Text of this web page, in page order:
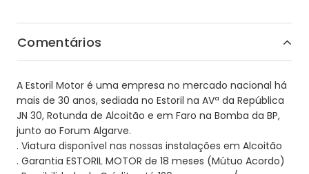
Comentários
A Estoril Motor é uma empresa no mercado nacional há
mais de 30 anos, sediada no Estoril na AVª da República
JN 30, Rotunda de Alcoitão e em Faro na Bomba da BP,
junto ao Forum Algarve.
. Viatura disponível nas nossas instalações em Alcoitão
. Garantia ESTORIL MOTOR de 18 meses (Mútuo Acordo)